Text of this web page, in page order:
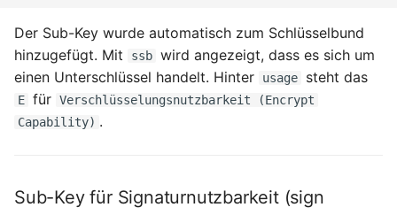
Der Sub-Key wurde automatisch zum Schlüsselbund
hinzugefügt. Mit
ssb wird angezeigt, dass es sich um
einen Unterschlüssel handelt. Hinter
usage steht das
E für Verschlüsselungsnutzbarkeit (Encrypt
Capability) .
Sub-Key für Signaturnutzbarkeit (sign